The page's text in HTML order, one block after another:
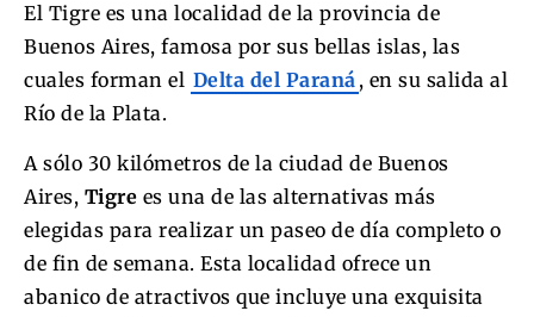
El Tigre es una localidad de la provincia de
Buenos Aires, famosa por sus bellas islas, las
cuales forman el Delta del Paraná , en su salida al
Río de la Plata.
A sólo 30 kilómetros de la ciudad de Buenos
Aires, Tigre es una de las alternativas más
elegidas para realizar un paseo de día completo o
de fin de semana. Esta localidad ofrece un
abanico de atractivos que incluye una exquisita